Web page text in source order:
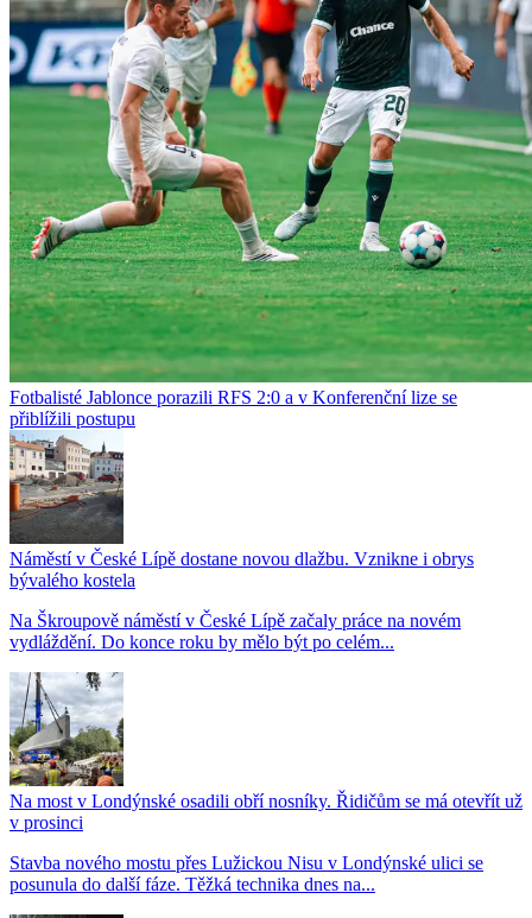
Fotbalisté Jablonce porazili RFS 2:0 a v Konferenční lize se
přiblížili postupu
Náměstí v České Lípě dostane novou dlažbu. Vznikne i obrys
bývalého kostela
Na Škroupově náměstí v České Lípě začaly práce na novém
vydláždění. Do konce roku by mělo být po celém...
Na most v Londýnské osadili obří nosníky. Řidičům se má otevřít už
v prosinci
Stavba nového mostu přes Lužickou Nisu v Londýnské ulici se
posunula do další fáze. Těžká technika dnes na...